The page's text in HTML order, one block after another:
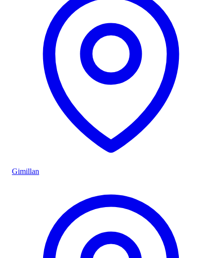
Gimillan